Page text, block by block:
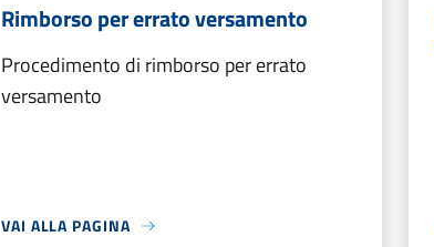
Rimborso per errato versamento
Procedimento di rimborso per errato
versamento
VAI ALLA PAGINA